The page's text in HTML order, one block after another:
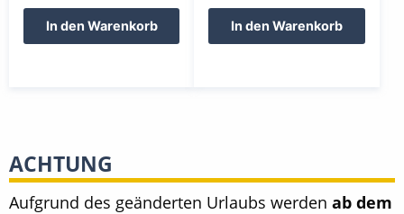
In den Warenkorb In den Warenkorb
ACHTUNG
Aufgrund des geänderten Urlaubs werden ab dem